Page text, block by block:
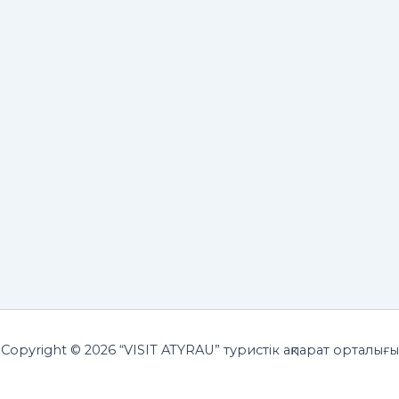
Copyright © 2026 “VISIT ATYRAU” туристік ақпарат орталығы